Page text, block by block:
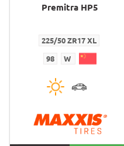
Premitra HP5
225/50 ZR17 XL
98 W